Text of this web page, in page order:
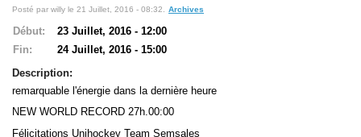
Triathlon
Ski Nordique
Courses à pieds
Athlétisme
Slalom In-Line
Caisse à savon
Coupe "Journal La Gruyère"
Hippisme
Posté par willy le 21 Juillet, 2016 - 08:32. Archives
Début:
23 Juillet, 2016 - 12:00
Fin:
24 Juillet, 2016 - 15:00
Description:
remarquable l'énergie dans la dernière heure
NEW WORLD RECORD 27h.00:00
Félicitations Unihockey Team Semsales